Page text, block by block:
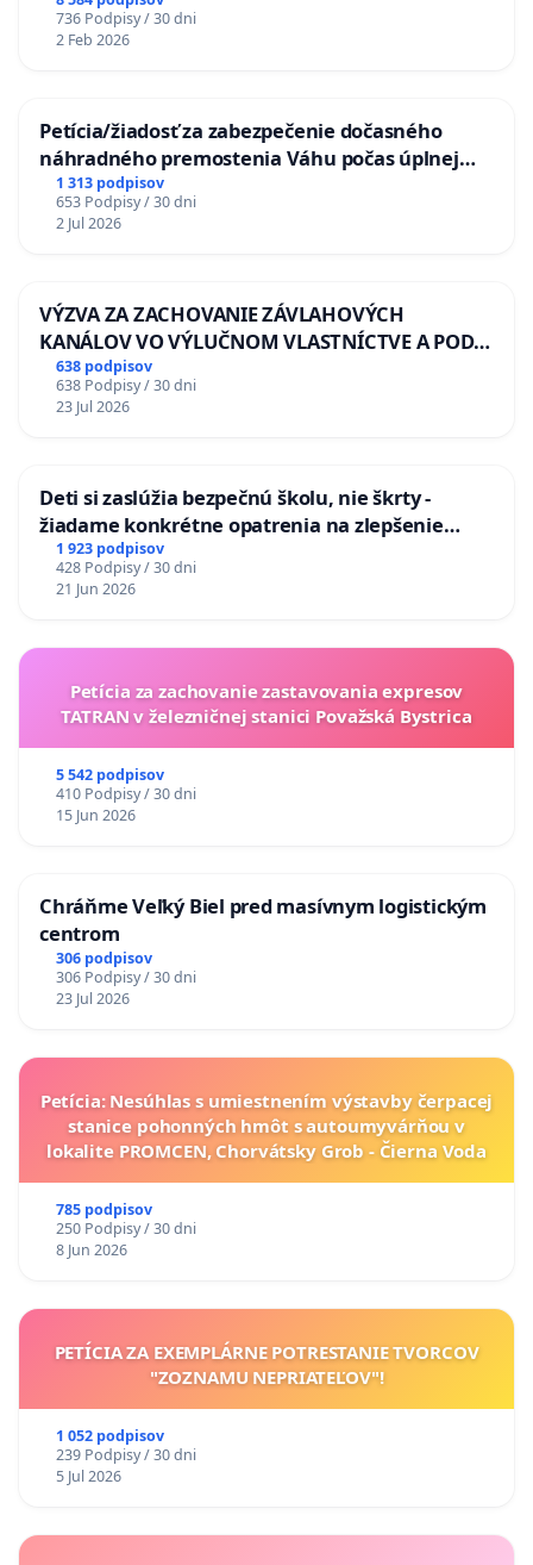
736 Podpisy / 30 dni
2 Feb 2026
Petícia/žiadosť za zabezpečenie dočasného
náhradného premostenia Váhu počas úplnej
uzávery Vážskeho mosta v Komárne
1 313 podpisov
653 Podpisy / 30 dni
2 Jul 2026
VÝZVA ZA ZACHOVANIE ZÁVLAHOVÝCH
KANÁLOV VO VÝLUČNOM VLASTNÍCTVE A POD
KONTROLOU SLOVENSKEJ REPUBLIKY & žiadosť
na riešenie zanedbaného stavu závlahových a
odvodňovacích kanálov na Slovensku
638 podpisov
638 Podpisy / 30 dni
23 Jul 2026
Deti si zaslúžia bezpečnú školu, nie škrty -
žiadame konkrétne opatrenia na zlepšenie
situácie v školstve
1 923 podpisov
428 Podpisy / 30 dni
21 Jun 2026
Petícia za zachovanie zastavovania expresov
TATRAN v železničnej stanici Považská Bystrica
5 542 podpisov
410 Podpisy / 30 dni
15 Jun 2026
Chráňme Veľký Biel pred masívnym logistickým
centrom
306 podpisov
306 Podpisy / 30 dni
23 Jul 2026
Petícia: Nesúhlas s umiestnením výstavby čerpacej
stanice pohonných hmôt s autoumyvárňou v
lokalite PROMCEN, Chorvátsky Grob - Čierna Voda
785 podpisov
250 Podpisy / 30 dni
8 Jun 2026
PETÍCIA ZA EXEMPLÁRNE POTRESTANIE TVORCOV
"ZOZNAMU NEPRIATEĽOV"!
1 052 podpisov
239 Podpisy / 30 dni
5 Jul 2026